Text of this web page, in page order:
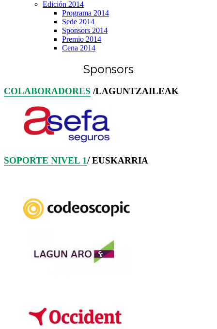
Edición 2014
Programa 2014
Sede 2014
Sponsors 2014
Premio 2014
Cena 2014
Sponsors
COLABORADORES /LAGUNTZAILEAK
SOPORTE NIVEL 1/ EUSKARRIA